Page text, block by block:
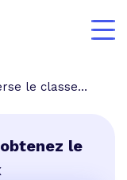
des constructeurs
le